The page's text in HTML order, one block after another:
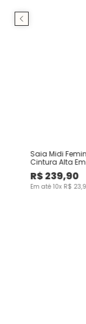
Saia Midi
Cintura Alta
Algodão
R$239,90
Em até10xR$ 23,